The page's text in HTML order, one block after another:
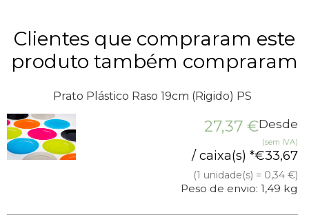
Clientes que compraram este
produto também compraram
Prato Plástico Raso 19cm (Rigido) PS
Desde
27,37 €
(sem IVA)
33,67
€
/ caixa(s) *
(1 unidade(s) = 0,34 €)
Peso de envio: 1,49 kg